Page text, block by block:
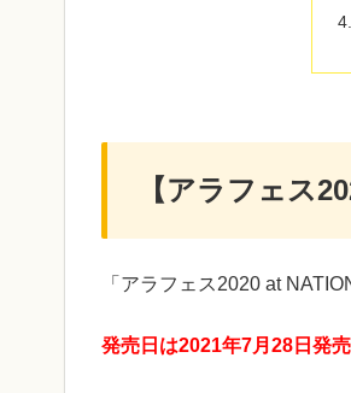
【アラフェス
「アラフェス2020 at
発売日は2021年7月28日発売